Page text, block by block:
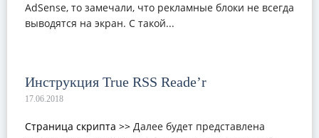
AdSense, то замечали, что рекламные блоки не всегда
выводятся на экран. С такой...
Инструкция True RSS Reade’r
Страница скрипта >> Далее будет представлена